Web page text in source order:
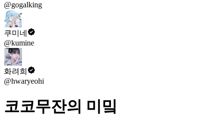
@gogalking
쿠미네
@kumine
화려희
@hwaryeohi
코코무잔의 미밐